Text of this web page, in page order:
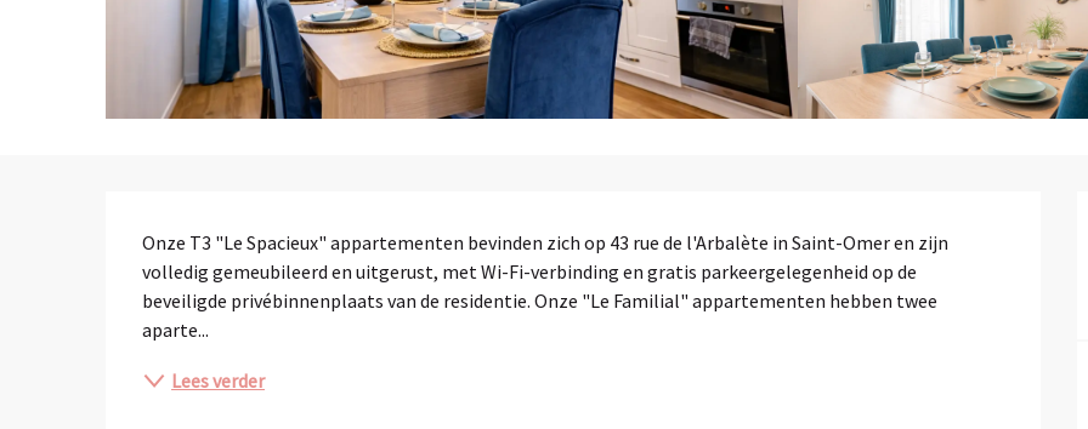
Onze T3 "Le Spacieux" appartementen bevinden zich op 43 rue de l'Arbalète in Saint-Omer en zijn
volledig gemeubileerd en uitgerust, met Wi-Fi-verbinding en gratis parkeergelegenheid op de
beveiligde privébinnenplaats van de residentie. Onze "Le Familial" appartementen hebben twee
aparte...
Lees verder